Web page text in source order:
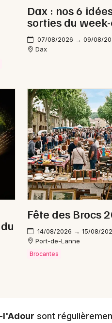
Dax : nos 6
sorties du
07/08/2026 → 09/08/
Dax
Fête des Brocs
14/08/2026 → 15/08/
Port-de-Lanne
Brocantes
l'Adour sont